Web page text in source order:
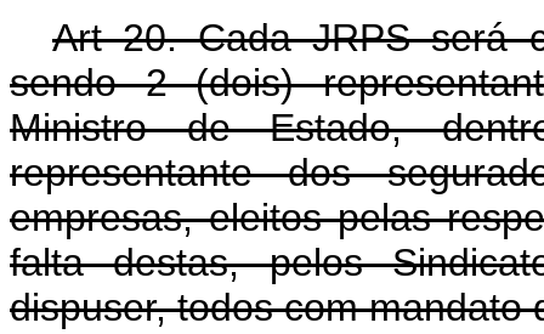
Art 20. Cada JRPS será
sendo 2 (dois)
Ministro de Estado,
representante dos
empresas, eleitos pelas
falta destas, pelos
dispuser, todos com mandato